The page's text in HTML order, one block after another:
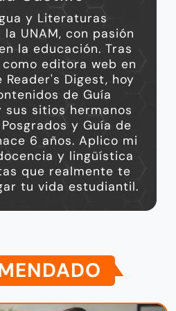
y Literaturas
UNAM, con pasión
la educación. Tras
editora web en
Reader's Digest, hoy
de Guía
sus sitios hermanos
y Guía de
6 años. Aplico mi
y lingüística
que realmente te
tu vida estudiantil.